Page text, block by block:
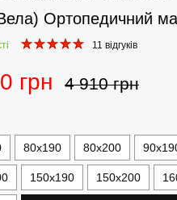
Ортопедичний
11 відгуків
грн 4 910 грн
80х190 80х200
150х190 150х200